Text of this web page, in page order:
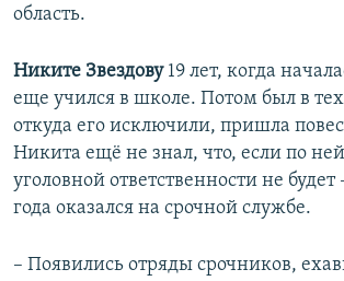
область.
Никите Звездову19 лет, когда
еще учился в школе. Потом был в
откуда его исключили, пришла
Никита ещё не знал, что, если по
уголовной ответственности не
года оказался на срочной службе.
– Появились отряды срочников,